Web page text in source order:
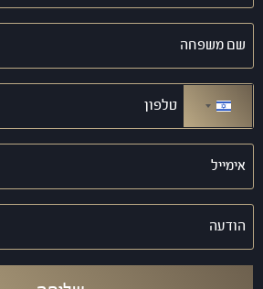
שם
משפחה
טלפון
(חובה)
ישראל +972
אימייל
(חובה)
הודעה